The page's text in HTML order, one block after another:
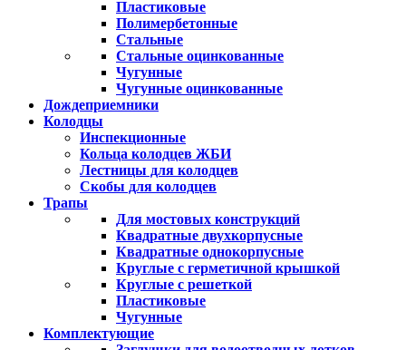
Пластиковые
Полимербетонные
Стальные
Стальные оцинкованные
Чугунные
Чугунные оцинкованные
Дождеприемники
Колодцы
Инспекционные
Кольца колодцев ЖБИ
Лестницы для колодцев
Скобы для колодцев
Трапы
Для мостовых конструкций
Квадратные двухкорпусные
Квадратные однокорпусные
Круглые с герметичной крышкой
Круглые с решеткой
Пластиковые
Чугунные
Комплектующие